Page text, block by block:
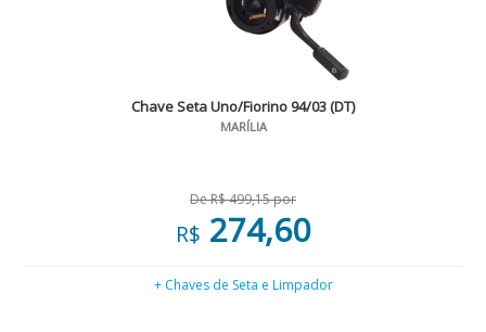
Chave Seta Uno/Fiorino 94/03 (DT)
MARÍLIA
De R$ 499,15 por
R$ 274,60
+ Chaves de Seta e Limpador